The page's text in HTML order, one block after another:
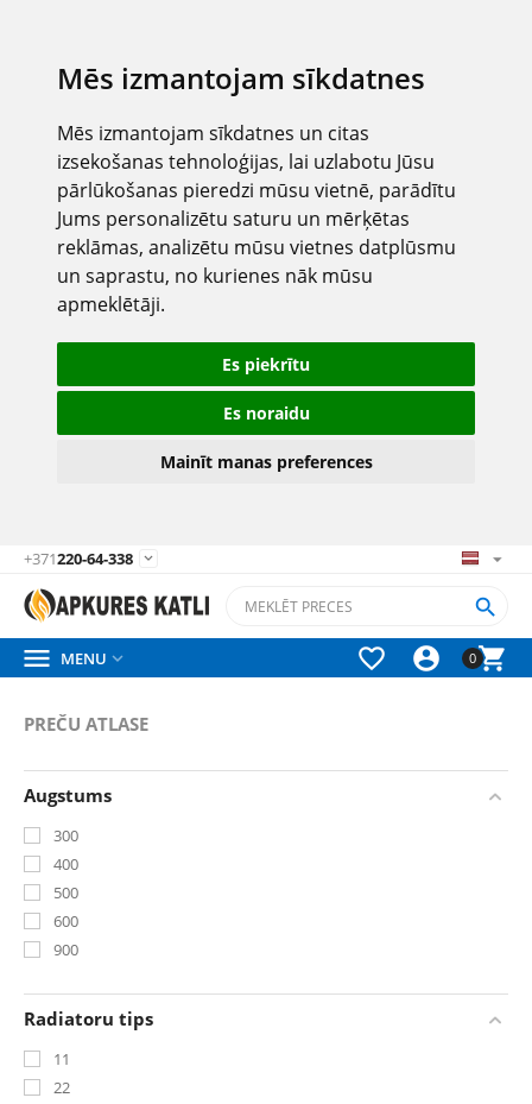
Mēs izmantojam sīkdatnes
Mēs izmantojam sīkdatnes un citas
izsekošanas tehnoloģijas, lai uzlabotu Jūsu
pārlūkošanas pieredzi mūsu vietnē, parādītu
Jums personalizētu saturu un mērķētas
reklāmas, analizētu mūsu vietnes datplūsmu
un saprastu, no kurienes nāk mūsu
apmeklētāji.
Es piekrītu
Es noraidu
Mainīt manas preferences
+371220-64-338 
0



 MENU 
PREČU ATLASE
Augstums
300
400
500
600
900
Radiatoru tips
11
22